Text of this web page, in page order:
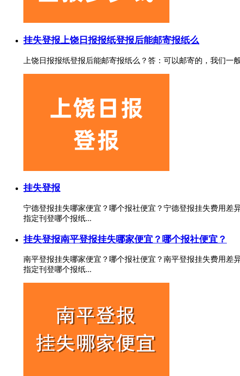
挂失登报上饶日报报纸登报后能邮寄报纸么
上饶日报报纸登报后能邮寄报纸么？答：可以邮寄的，我们一
挂失登报
宁德登报挂失哪家便宜？哪个报社便宜？宁德登报挂失费用
指定刊登哪个报纸...
挂失登报南平登报挂失哪家便宜？哪个报社便宜？
南平登报挂失哪家便宜？哪个报社便宜？南平登报挂失费用
指定刊登哪个报纸...